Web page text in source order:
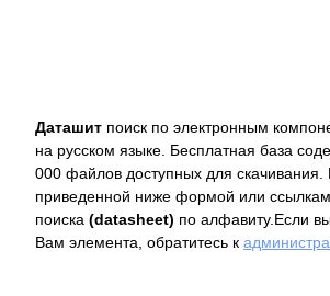
Даташит поиск по электронным
на русском языке. Бесплатная база
000 файлов доступных для скачивания.
приведенной ниже формой или
поиска (datasheet) по алфавиту.Если
Вам элемента, обратитесь к